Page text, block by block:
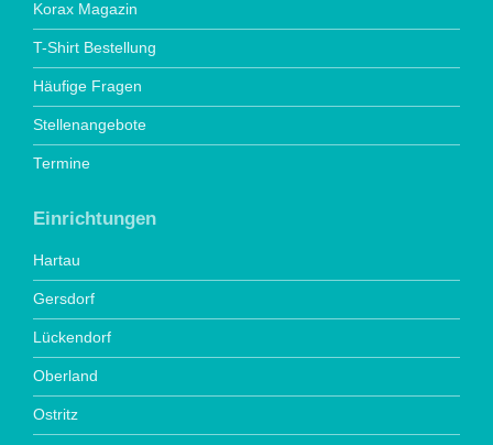
Korax Magazin
T-Shirt Bestellung
Häufige Fragen
Stellenangebote
Termine
Einrichtungen
Hartau
Gersdorf
Lückendorf
Oberland
Ostritz